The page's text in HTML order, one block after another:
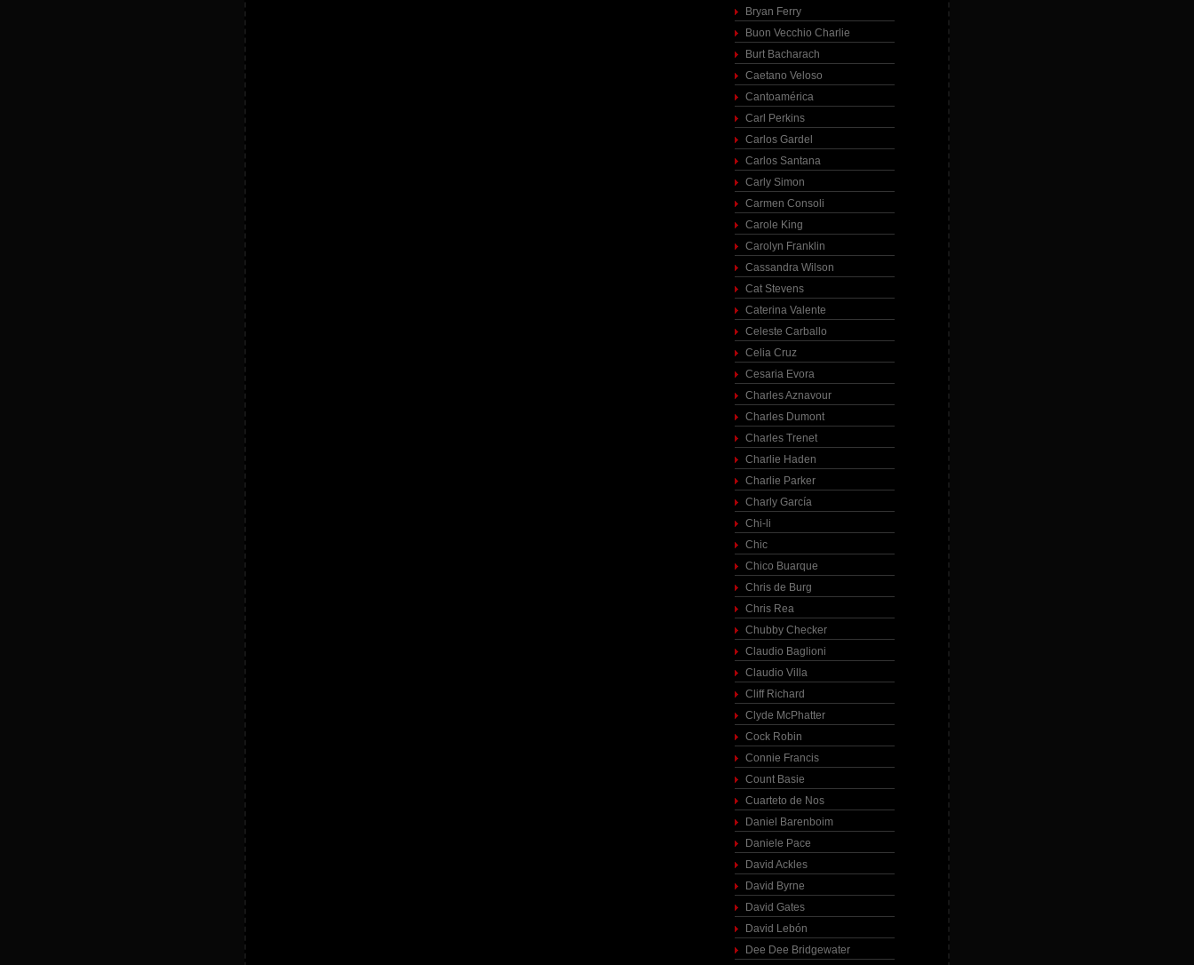
Bryan Ferry
Buon Vecchio Charlie
Burt Bacharach
Caetano Veloso
Cantoamérica
Carl Perkins
Carlos Gardel
Carlos Santana
Carly Simon
Carmen Consoli
Carole King
Carolyn Franklin
Cassandra Wilson
Cat Stevens
Caterina Valente
Celeste Carballo
Celia Cruz
Cesaria Evora
Charles Aznavour
Charles Dumont
Charles Trenet
Charlie Haden
Charlie Parker
Charly García
Chi-li
Chic
Chico Buarque
Chris de Burg
Chris Rea
Chubby Checker
Claudio Baglioni
Claudio Villa
Cliff Richard
Clyde McPhatter
Cock Robin
Connie Francis
Count Basie
Cuarteto de Nos
Daniel Barenboim
Daniele Pace
David Ackles
David Byrne
David Gates
David Lebón
Dee Dee Bridgewater